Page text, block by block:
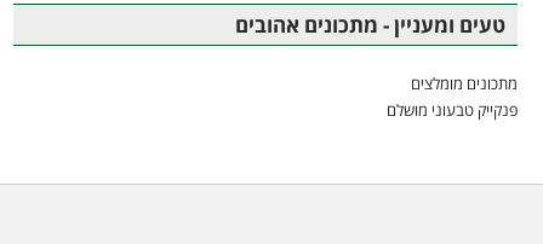
טעים ומעניין - מתכונים אהובים
מתכונים מומלצים
פנקייק טבעוני מושלם